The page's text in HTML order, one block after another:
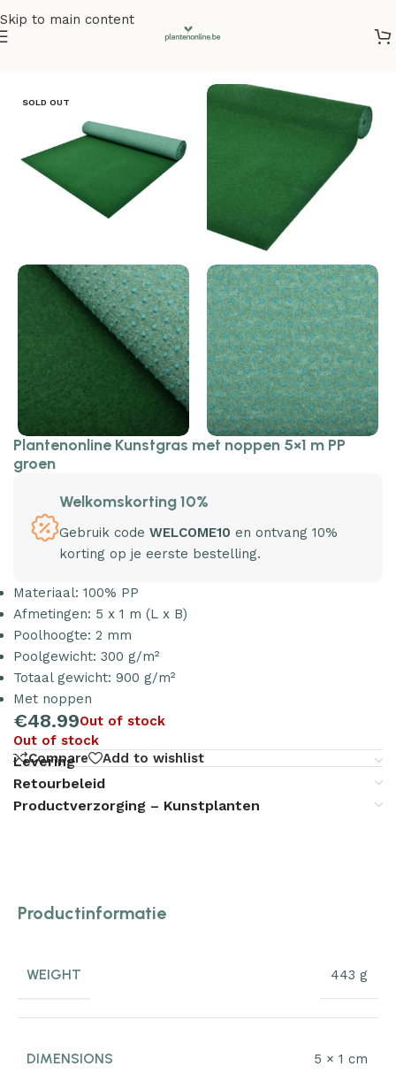
Skip to main content
SOLD OUT
Plantenonline Kunstgras met noppen 5×1 m PP
groen
Welkomskorting 10%
Gebruik code WELCOME10 en ontvang 10%
korting op je eerste bestelling.
Materiaal: 100% PP
Afmetingen: 5 x 1 m (L x B)
Poolhoogte: 2 mm
Poolgewicht: 300 g/m²
Totaal gewicht: 900 g/m²
Met noppen
€48.99Out of stock
Out of stock
Compare
Add to wishlist
Levering
Retourbeleid
Productverzorging – Kunstplanten
Productinformatie
WEIGHT 443 g
DIMENSIONS 5 × 1 cm